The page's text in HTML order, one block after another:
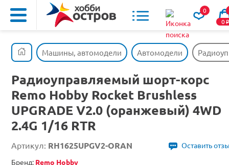
0
0o
Машины, автомодели Автомодели
Радиоуправляемый шорт-корс
Remo Hobby Rocket Brushless
UPGRADE V2.0 (оранжевый) 4WD
2.4G 1/16 RTR
Артикул: RH1625UPGV2-ORAN
Оставить
Бренд: Remo Hobby